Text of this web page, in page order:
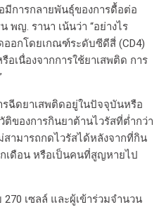
มีการกลายพันธุ์ของการดื้อต่อ
พญ. รานา เน้นว่า “อย่างไร
ออกโดยเกณฑ์ระดับซีดีสี่ (CD4)
เนื่องจากการใช้ยาเสพติด การ
รฉีดยาเสพติดอยู่ในปัจจุบันหรือ
ของการกินยาต้านไวรัสที่ต่ำกว่า
สามารถกดไวรัสได้หลังจากที่กิน
เดือน หรือเป็นคนที่สูญหายไป
เซลล์ และผู้เข้าร่วมจำนวน